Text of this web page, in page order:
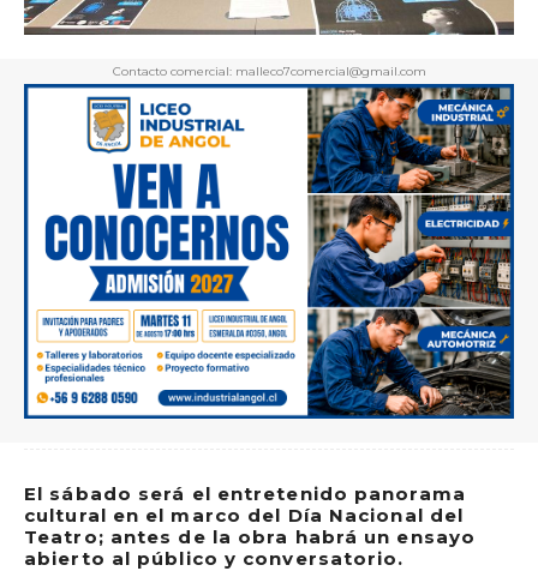
Contacto comercial: malleco7comercial@gmail.com
El sábado será el entretenido panorama
cultural en el marco del Día Nacional del
Teatro; antes de la obra habrá un ensayo
abierto al público y conversatorio.